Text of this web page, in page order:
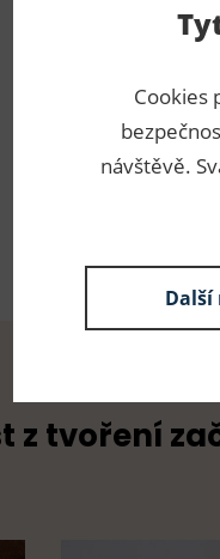
z tvoření
Cookies
návštěvě.
Další